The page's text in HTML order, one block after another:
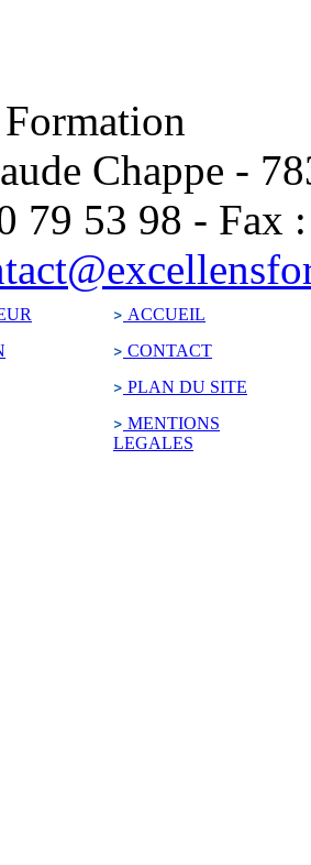
Chappe -
79 53 98 - Fax
ACCUEIL
CONTACT
PLAN DU SITE
MENTIONS
LEGALES